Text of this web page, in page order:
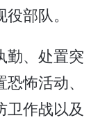
部队。
勤、处置突
怖活动、
卫作战以及